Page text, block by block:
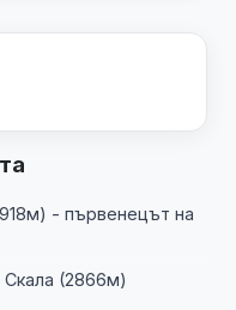
- първенецът на
Скала (2866м)